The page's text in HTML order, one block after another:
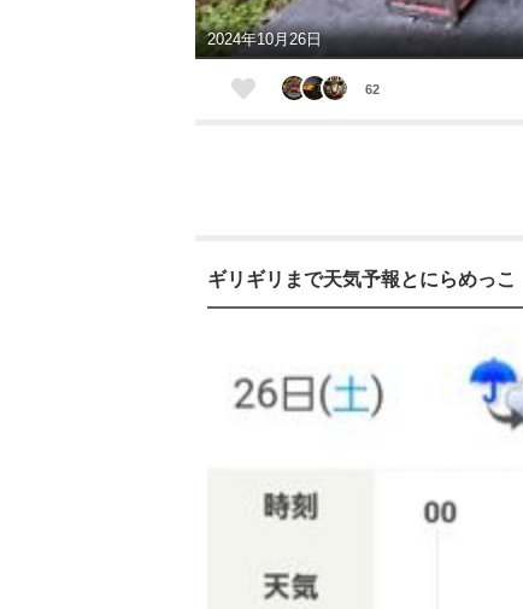
2024年10月26日
62
ギリギリまで天気予報とにらめっこ